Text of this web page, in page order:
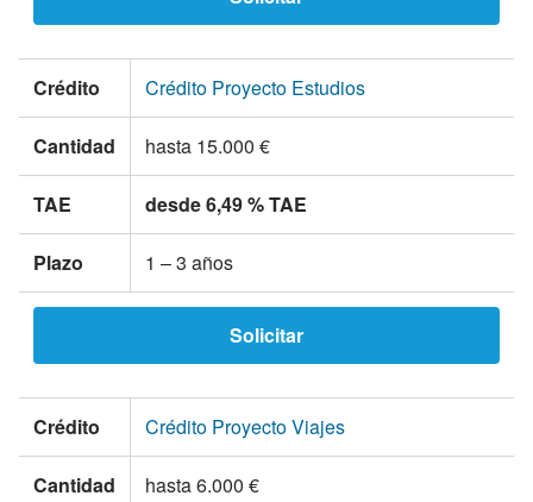
Crédito Crédito Proyecto Estudios
Cantidad hasta 15.000 €
TAE desde6,49 % TAE
Plazo 1 – 3 años
Solicitar
Crédito Crédito Proyecto Viajes
Cantidad hasta 6.000 €